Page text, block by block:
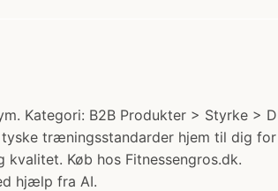
Kategori: B2B Produkter > Styrke >
træningsstandarder hjem til dig
Køb hos Fitnessengros.dk.
hjælp fra AI.